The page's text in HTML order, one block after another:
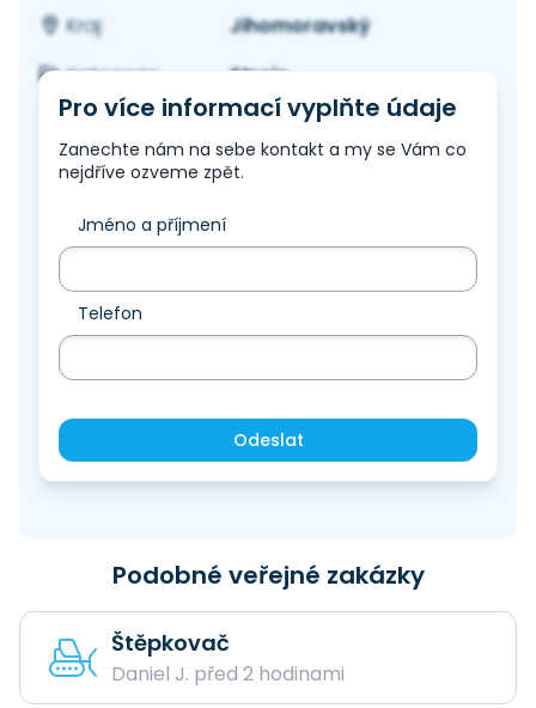
Kraj:
Jihomoravský
Kategorie:
Stroje
Pro více informací vyplňte údaje
Zanechte nám na sebe kontakt a my se Vám co
nejdříve ozveme zpět.
Jméno a příjmení
Telefon
Odeslat
Podobné veřejné zakázky
Štěpkovač
Daniel J. před 2 hodinami